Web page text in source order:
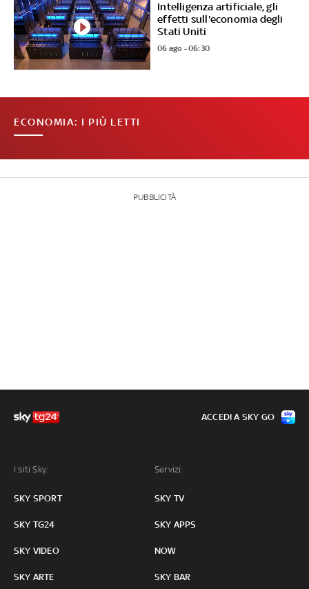
Intelligenza artificiale, gli
effetti sull'economia degli
Stati Uniti
06 ago - 06:30
ECONOMIA: I PIÙ LETTI
PUBBLICITÀ
I siti Sky:
SKY SPORT
SKY TG24
SKY VIDEO
SKY ARTE
Servizi:
SKY TV
SKY APPS
NOW
SKY BAR
ACCEDI A SKY GO